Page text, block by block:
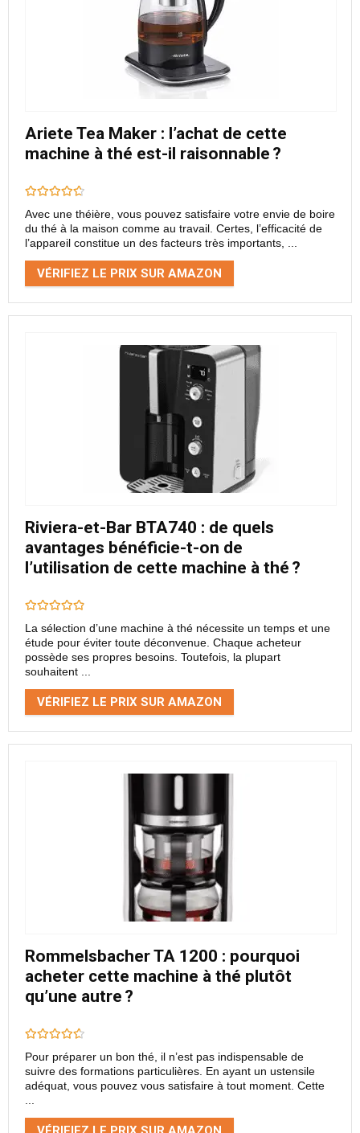
Ariete Tea Maker : l’achat de cette
machine à thé est-il raisonnable ?
Avec une théière, vous pouvez satisfaire votre envie de boire
du thé à la maison comme au travail. Certes, l’efficacité de
l’appareil constitue un des facteurs très importants, ...
VÉRIFIEZ LE PRIX SUR AMAZON
Riviera-et-Bar BTA740 : de quels
avantages bénéficie-t-on de
l’utilisation de cette machine à thé ?
La sélection d’une machine à thé nécessite un temps et une
étude pour éviter toute déconvenue. Chaque acheteur
possède ses propres besoins. Toutefois, la plupart
souhaitent ...
VÉRIFIEZ LE PRIX SUR AMAZON
Rommelsbacher TA 1200 : pourquoi
acheter cette machine à thé plutôt
qu’une autre ?
Pour préparer un bon thé, il n’est pas indispensable de
suivre des formations particulières. En ayant un ustensile
adéquat, vous pouvez vous satisfaire à tout moment. Cette